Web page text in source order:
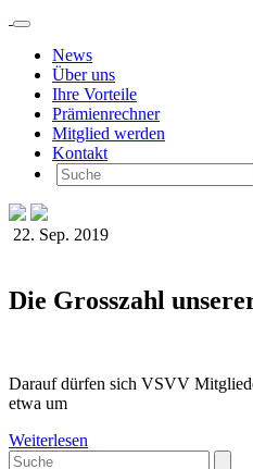
News
Über uns
Ihre Vorteile
Prämienrechner
Mitglied werden
Kontakt
22. Sep. 2019
Die Grosszahl
Darauf dürfen sich VSVV
etwa um
Weiterlesen